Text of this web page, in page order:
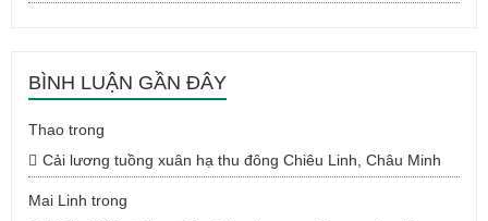
BÌNH LUẬN GẦN ĐÂY
Thao trong
Cải lương tuồng xuân hạ thu đông Chiêu Linh, Châu Minh
Mai Linh trong